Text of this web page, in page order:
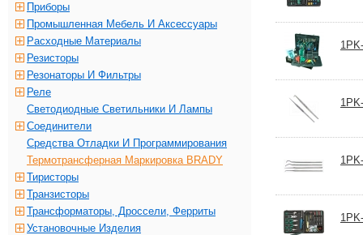
Приборы
Промышленная Мебель И Аксессуары
Расходные Материалы
Резисторы
Резонаторы И Фильтры
Реле
Светодиодные Светильники И Лампы
Соединители
Средства Отладки И Программирования
Термотрансферная Маркировка BRADY
Тиристоры
Транзисторы
Трансформаторы, Дроссели, Ферриты
Установочные Изделия